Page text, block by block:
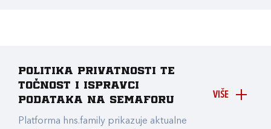
VIŠE
Politika privatnosti te
točnost i ispravci
podataka na Semaforu
Platforma hns.family prikazuje aktualne